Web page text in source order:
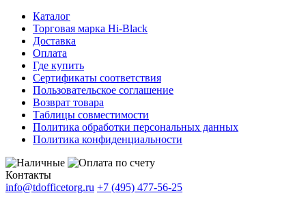
Каталог
Торговая марка Hi-Black
Доставка
Оплата
Где купить
Сертификаты соответствия
Пользовательское соглашение
Возврат товара
Таблицы совместимости
Политика обработки персональных данных
Политика конфиденциальности
Контакты
info@tdofficetorg.ru +7 (495) 477-56-25